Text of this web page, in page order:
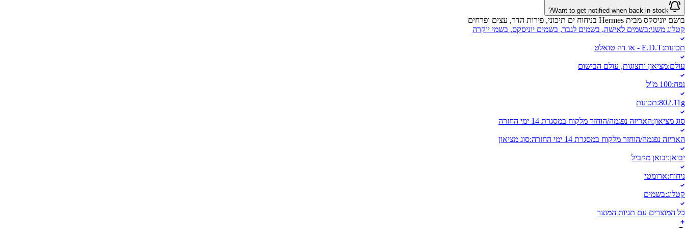
Want to get notified when back in stock?
בושם יוניסקס מבית Hermes בניחוח ים תיכוני, פירות הדר, עצים ופרחים
קטלוג משני:בשמים לאישה, בשמים לגבר, בשמים יוניסקס, בשמי יוקרה
תכונות:E.D.T - או דה טואלט
עולם:מציאון ותצוגות, עולם הבישום
נפח:100 מ''ל
802.11g
:תכונות
סוג מציאון:האריזה נפגמה/הוחזר מלקוח במסגרת 14 ימי החזרה
האריזה נפגמה/הוחזר מלקוח במסגרת 14 ימי החזרה :סוג מציאון
יבואן:יבואן מקביל
ניחוח:ארומטי
קטלוג:בשמים
כל המוצרים עם תגיות המוצר